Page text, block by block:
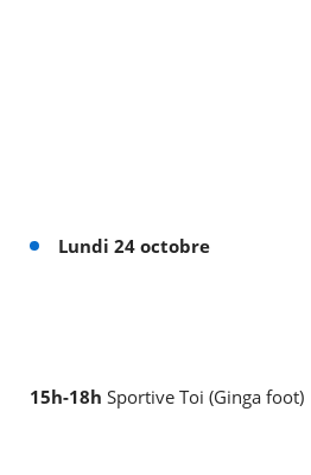
Lundi 24 octobre
15h-18h Sportive Toi (Ginga foot)